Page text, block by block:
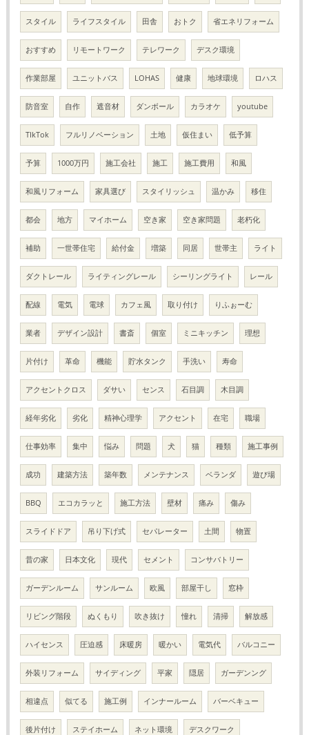
スタイル ライフスタイル 田舎 おトク 省エネリフォーム
おすすめ リモートワーク テレワーク デスク環境
作業部屋 ユニットバス LOHAS 健康 地球環境 ロハス
防音室 自作 遮音材 ダンボール カラオケ youtube
TIkTok フルリノベーション 土地 仮住まい 低予算
予算 1000万円 施工会社 施工 施工費用 和風
和風リフォーム 家具選び スタイリッシュ 温かみ 移住
都会 地方 マイホーム 空き家 空き家問題 老朽化
補助 一世帯住宅 給付金 増築 同居 世帯主 ライト
ダクトレール ライティングレール シーリングライト レール
配線 電気 電球 カフェ風 取り付け りふぉーむ
業者 デザイン設計 書斎 個室 ミニキッチン 理想
片付け 革命 機能 貯水タンク 手洗い 寿命
アクセントクロス ダサい センス 石目調 木目調
経年劣化 劣化 精神心理学 アクセント 在宅 職場
仕事効率 集中 悩み 問題 犬 猫 種類 施工事例
成功 建築方法 築年数 メンテナンス ベランダ 遊び場
BBQ エコカラッと 施工方法 壁材 痛み 傷み
スライドドア 吊り下げ式 セパレーター 土間 物置
昔の家 日本文化 現代 セメント コンサバトリー
ガーデンルーム サンルーム 欧風 部屋干し 窓枠
リビング階段 ぬくもり 吹き抜け 憧れ 清掃 解放感
ハイセンス 圧迫感 床暖房 暖かい 電気代 バルコニー
外装リフォーム サイディング 平家 隠居 ガーデンング
相違点 似てる 施工例 インナールーム バーベキュー
後片付け ステイホーム ネット環境 デスクワーク